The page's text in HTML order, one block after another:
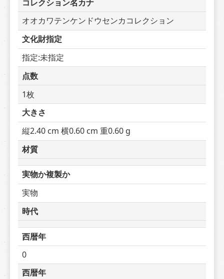
コレクション名カナ
オオカワテンケンドウセンカコレクション
文化財指定
指定:未指定
点数
1枚
大きさ
縦2.40 cm 横0.60 cm 重0.60 g
材質
実物か複製か
実物
時代
西暦年
0
西暦年